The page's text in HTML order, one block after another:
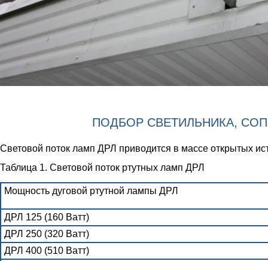
ПОДБОР СВЕТИЛЬНИКА,
Световой поток ламп ДРЛ приводится в массе открытых
Таблица 1. Световой поток ртутных ламп ДРЛ
Мощность дуговой ртутной лампы ДРЛ
ДРЛ 125 (160 Ватт)
ДРЛ 250 (320 Ватт)
ДРЛ 400 (510 Ватт)